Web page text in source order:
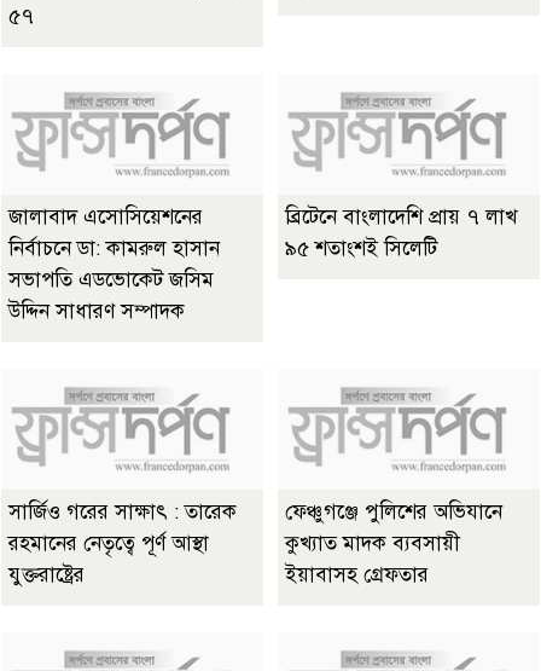
৫৭
জালাবাদ এসোসিয়েশনের
নির্বাচনে ডা: কামরুল হাসান
সভাপতি এডভোকেট জসিম
উদ্দিন সাধারণ সম্পাদক
ব্রিটেনে বাংলাদেশি প্রায় ৭ লাখ
৯৫ শতাংশই সিলেটি
সার্জিও গরের সাক্ষাৎ : তারেক
রহমানের নেতৃত্বে পূর্ণ আস্থা
যুক্তরাষ্ট্রের
ফেঞ্চুগঞ্জে পুলিশের অভিযানে
কুখ্যাত মাদক ব্যবসায়ী
ইয়াবাসহ গ্রেফতার